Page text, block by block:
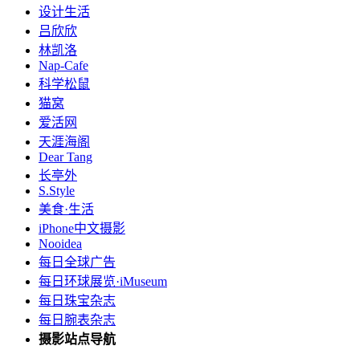
设计生活
吕欣欣
林凯洛
Nap-Cafe
科学松鼠
猫窝
爱活网
天涯海阁
Dear Tang
长亭外
S.Style
美食·生活
iPhone中文摄影
Nooidea
每日全球广告
每日环球展览·iMuseum
每日珠宝杂志
每日腕表杂志
摄影站点导航